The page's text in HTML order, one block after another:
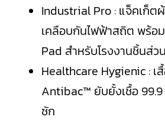
Industrial Pro : แจ็คเก็ต
เคลือบกันไฟฟ้าสถิต พร้อ
Pad สำหรับโรงงานชิ้นส่
Healthcare Hygienic : เ
Antibac™ ยับยั้งเชื้อ
ซัก